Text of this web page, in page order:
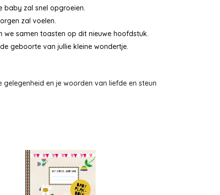
baby zal snel opgroeien.
zal voelen.
we samen toasten op dit nieuwe hoofdstuk.
geboorte van jullie kleine wondertje.
en je woorden van liefde en steun